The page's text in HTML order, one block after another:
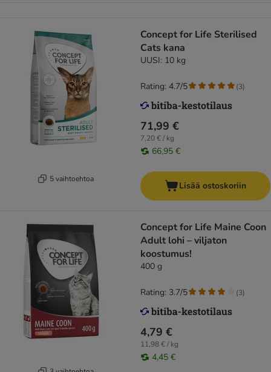
5 vaihtoehtoa
Concept for Life Sterilised
Cats kana
UUSI: 10 kg
71,99 €
7,20 € / kg
66,95 €
Rating: 4.7/5 (3)
Lisää ostoskoriin
Concept for Life Maine Coon
Adult lohi – viljaton
koostumus!
400 g
4,79 €
11,98 € / kg
4,45 €
Rating: 3.7/5 (3)